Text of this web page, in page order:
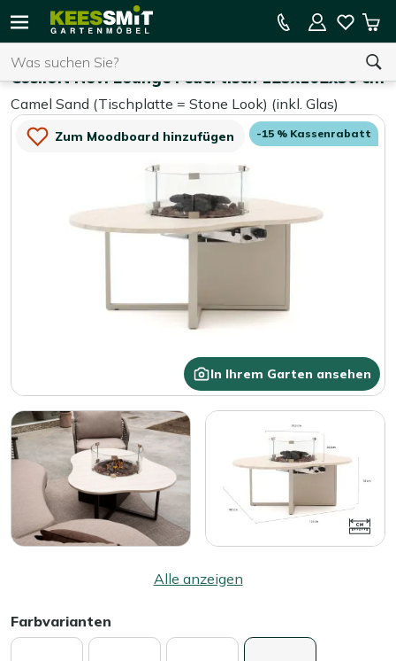
Sie haben keine Artikel in Ihrem Warenkorb.
15 % Kassenrabatt auf die gesamte Kollektion
Cosiloft Novi Lounge Feuertisch 125x102x50 cm
Camel Sand (Tischplatte = Stone Look) (inkl. Glas)
Zum Moodboard hinzufügen
In Ihrem Garten ansehen
-15 % Kassenrabatt
Alle anzeigen
Farbvarianten